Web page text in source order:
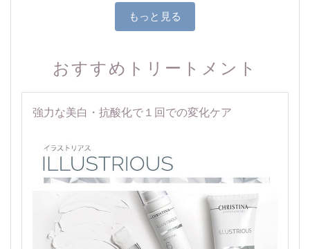
もっと見る
おすすめトリートメント
強力な美白・抗酸化で１回での変化ケア